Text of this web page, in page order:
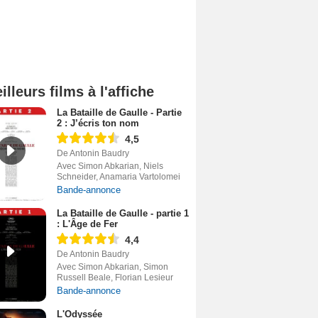
films à l'affiche
La Bataille de Gaulle - Partie
2 : J’écris ton nom
4,5
De Antonin Baudry
Avec Simon Abkarian, Niels
Schneider, Anamaria Vartolomei
Bande-annonce
La Bataille de Gaulle - partie 1
: L'Âge de Fer
4,4
De Antonin Baudry
Avec Simon Abkarian, Simon
Russell Beale, Florian Lesieur
Bande-annonce
L'Odyssée